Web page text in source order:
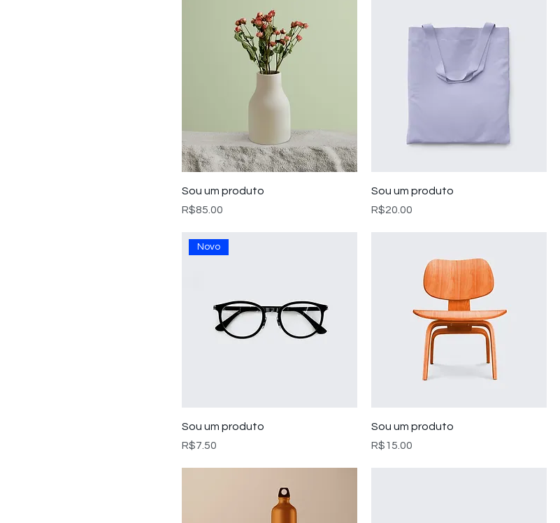
Sou um produto
Preço
R$85.00
Sou um produto
Preço
R$20.00
Novo
Sou um produto
Preço
R$7.50
Sou um produto
Preço
R$15.00